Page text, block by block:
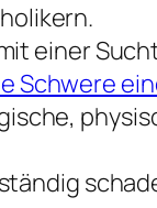
einer
Schwere